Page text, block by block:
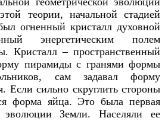
теории, начальной стадией
огненный кристалл духовной
энергетическим полем
Кристалл – пространственный
пирамиды с гранями формы
сам задавал форму
Если сильно скруглить стороны
форма яйца. Это была первая
эволюции Земли. Населяли ее